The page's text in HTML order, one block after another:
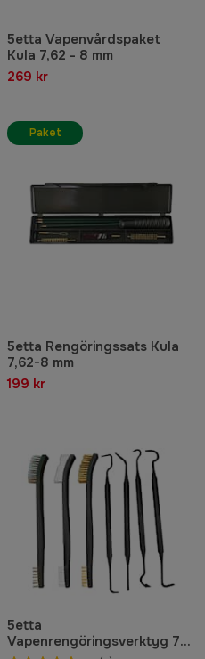
5etta Vapenvårdspaket
Kula 7,62 - 8 mm
269 kr
5etta Rengöringssats Kula
7,62-8 mm
199 kr
Paket
5etta
Vapenrengöringsverktyg 7-